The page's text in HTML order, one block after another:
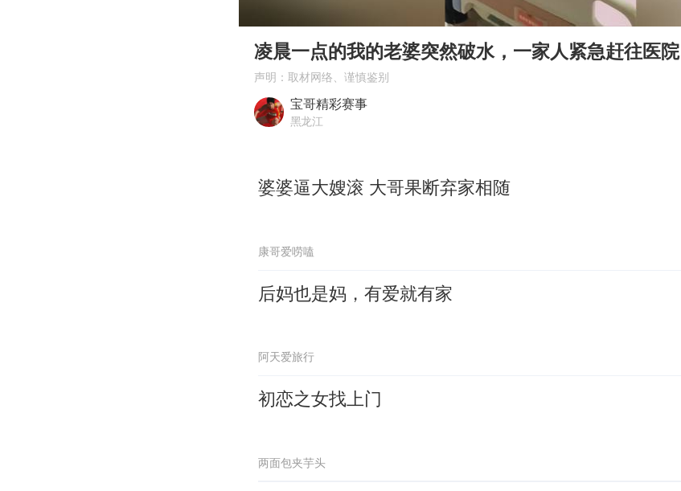
感觉全东北都在等7号
多地要求领导干部带头休假
凌晨一点的我的老婆突然破水，一家人紧急赶往医院
声明：取材网络、谨慎鉴别
宝哥精彩赛事
黑龙江
婆婆逼大嫂滚 大哥果断弃家相随
康哥爱唠嗑
后妈也是妈，有爱就有家
阿天爱旅行
初恋之女找上门
两面包夹芋头